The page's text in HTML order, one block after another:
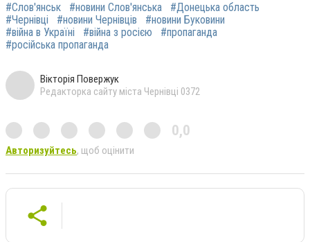
#Слов'янськ #новини Слов'янська
#Донецька область
#Чернівці
#новини Чернівців
#новини Буковини
#війна в Україні
#війна з росією
#пропаганда
#російська пропаганда
Вікторія Повержук
Редакторка сайту міста Чернівці 0372
0,0
Авторизуйтесь, щоб оцінити